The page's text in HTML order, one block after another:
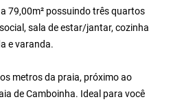
79,00m² possuindo três quartos
sala de estar/jantar, cozinha
e varanda.
metros da praia, próximo ao
de Camboinha. Ideal para você